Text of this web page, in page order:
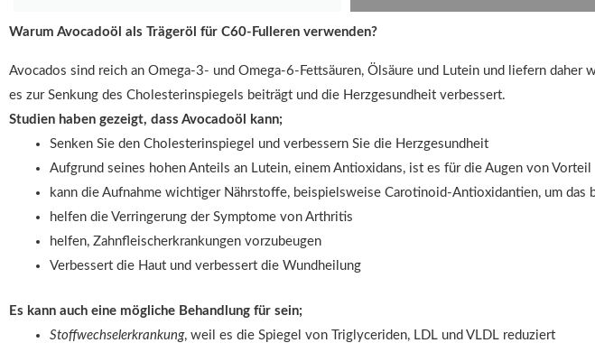
Warum Avocadoöl als Trägeröl für C60-Fulleren verwenden?
Avocados sind reich an Omega-3- und Omega-6-Fettsäuren, Ölsäure und Lutein und liefern
es zur Senkung des Cholesterinspiegels beiträgt und die Herzgesundheit verbessert.
Studien haben gezeigt, dass Avocadoöl kann;
Senken Sie den Cholesterinspiegel und verbessern Sie die Herzgesundheit
Aufgrund seines hohen Anteils an Lutein, einem Antioxidans, ist es für die Augen von Vorteil
kann die Aufnahme wichtiger Nährstoffe, beispielsweise Carotinoid-Antioxidantien, um das
helfen die Verringerung der Symptome von Arthritis
helfen, Zahnfleischerkrankungen vorzubeugen
Verbessert die Haut und verbessert die Wundheilung
Es kann auch eine mögliche Behandlung für sein;
Stoffwechselerkrankung, weil es die Spiegel von Triglyceriden, LDL und VLDL reduziert